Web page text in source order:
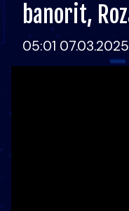
banorit,
05:01 07.03.2025